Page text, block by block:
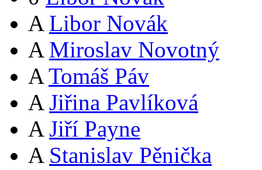
A Libor Novák
A Miroslav Novotný
A Tomáš Páv
A Jiřina Pavlíková
A Jiří Payne
A Stanislav Pěnička